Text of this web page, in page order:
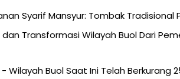
Syarif Mansyur: Tombak Tradisional
Transformasi Wilayah Buol Dari
Wilayah Buol Saat Ini Telah Berkurang